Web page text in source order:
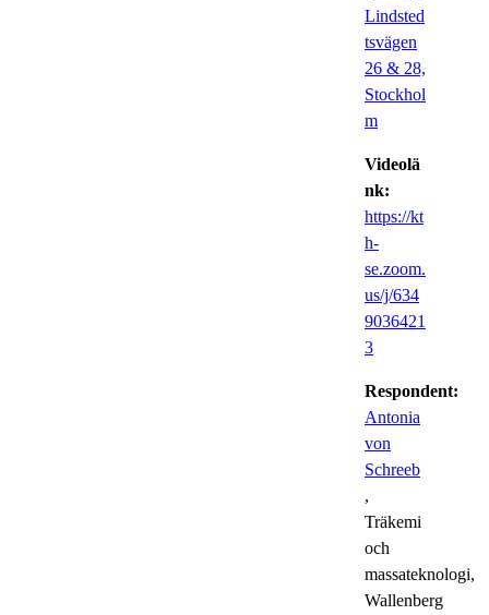
Lindsted
tsvägen
26 & 28,
Stockhol
m
Videolä
nk:
https://kt
h-
se.zoom.
us/j/634
9036421
3
Respondent:
Antonia
von
Schreeb
,
Träkemi
och
massateknologi,
Wallenberg